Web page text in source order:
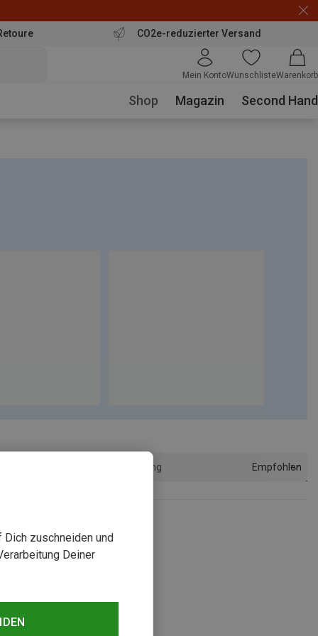
CO2e-reduzierter Versand
Mein KontoWunschlisteWarenkorb
Shop Magazin Second Hand
Sortierung Empfohlen
zuschneiden und
Deiner